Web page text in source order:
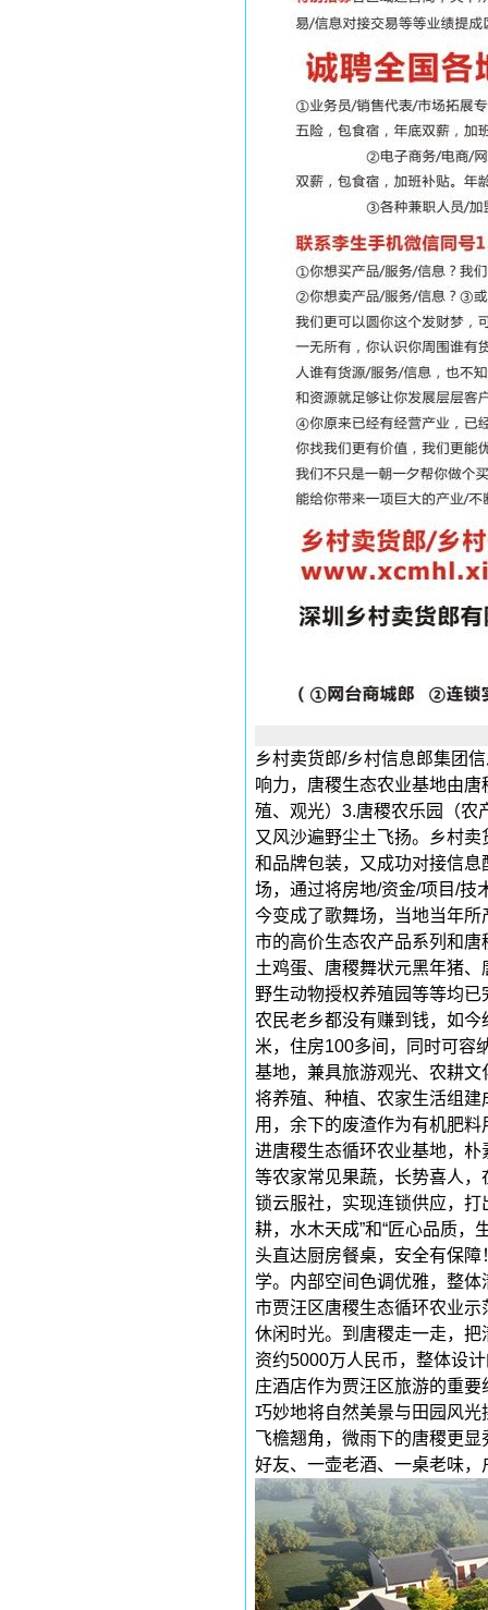
乡村卖货郎/乡村信息郎集团
响力，唐稷生态农业基地由
殖、观光） 3.唐稷农乐园（农
又风沙遍野尘土飞扬。乡村卖
和品牌包装，又成功对接信
场，通过将房地/资金/项目/技
今变成了歌舞场，当地当年
市的高价生态农产品系列和
土鸡蛋、唐稷舞状元黑年猪
野生动物授权养殖园等等均
农民老乡都没有赚到钱，如
米，住房100多间，同时可容
基地，兼具旅游观光、农耕
将养殖、种植、农家生活组
用，余下的废渣作为有机肥
进唐稷生态循环农业基地，
等农家常见果蔬，长势喜人
锁云服社，实现连锁供应，
耕，水木天成”和“匠心品质，
头直达厨房餐桌，安全有保
学。内部空间色调优雅，整
市贾汪区唐稷生态循环农业
休闲时光。到唐稷走一走，
资约5000万人民币，整体设
庄酒店作为贾汪区旅游的重
巧妙地将自然美景与田园风
飞檐翘角，微雨下的唐稷更
好友、一壶老酒、一桌老味